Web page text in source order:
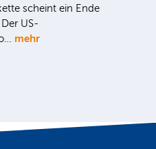
scheint ein Ende
US-
mehr